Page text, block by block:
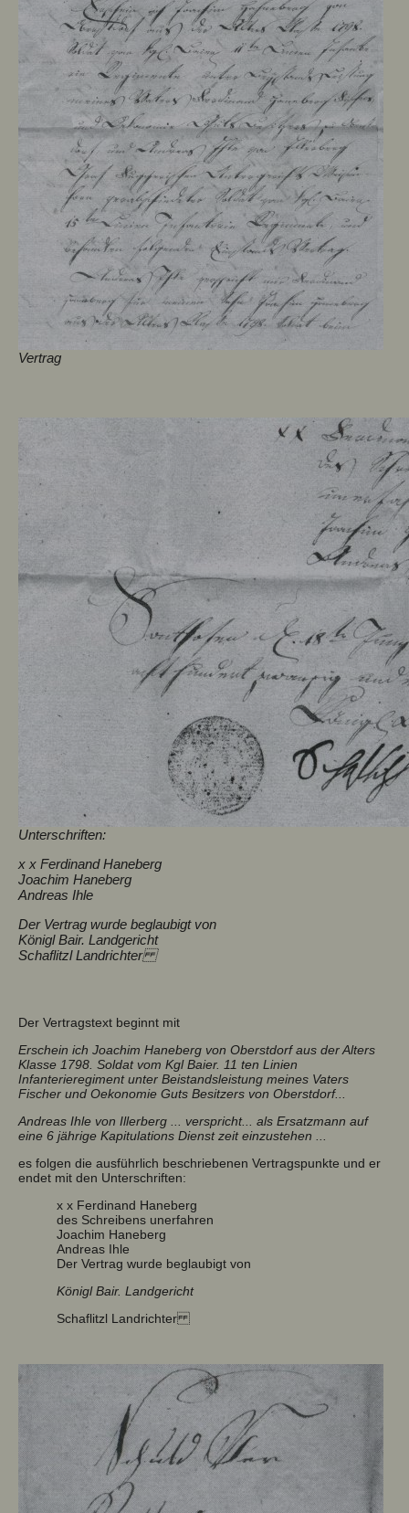
Vertrag
Unterschriften:
x x Ferdinand Haneberg
Joachim Haneberg
Andreas Ihle
Der Vertrag wurde beglaubigt von
Königl Bair. Landgericht
Schaflitzl Landrichter
Der Vertragstext beginnt mit
Erschein ich Joachim Haneberg von Oberstdorf aus der Alters
Klasse 1798. Soldat vom Kgl Baier. 11 ten Linien
Infanterieregiment unter Beistandsleistung meines Vaters
Fischer und Oekonomie Guts Besitzers von Oberstdorf...
Andreas Ihle von Illerberg ... verspricht... als Ersatzmann auf
eine 6 jährige Kapitulations Dienst zeit einzustehen ...
es folgen die ausführlich beschriebenen Vertragspunkte und er
endet mit den Unterschriften:
x x Ferdinand Haneberg
des Schreibens unerfahren
Joachim Haneberg
Andreas Ihle
Der Vertrag wurde beglaubigt von
Königl Bair. Landgericht
Schaflitzl Landrichter